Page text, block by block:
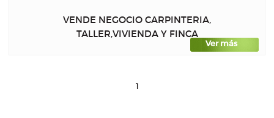
VENDE NEGOCIO CARPINTERIA,
TALLER,VIVIENDA Y FINCA
Ver más
1